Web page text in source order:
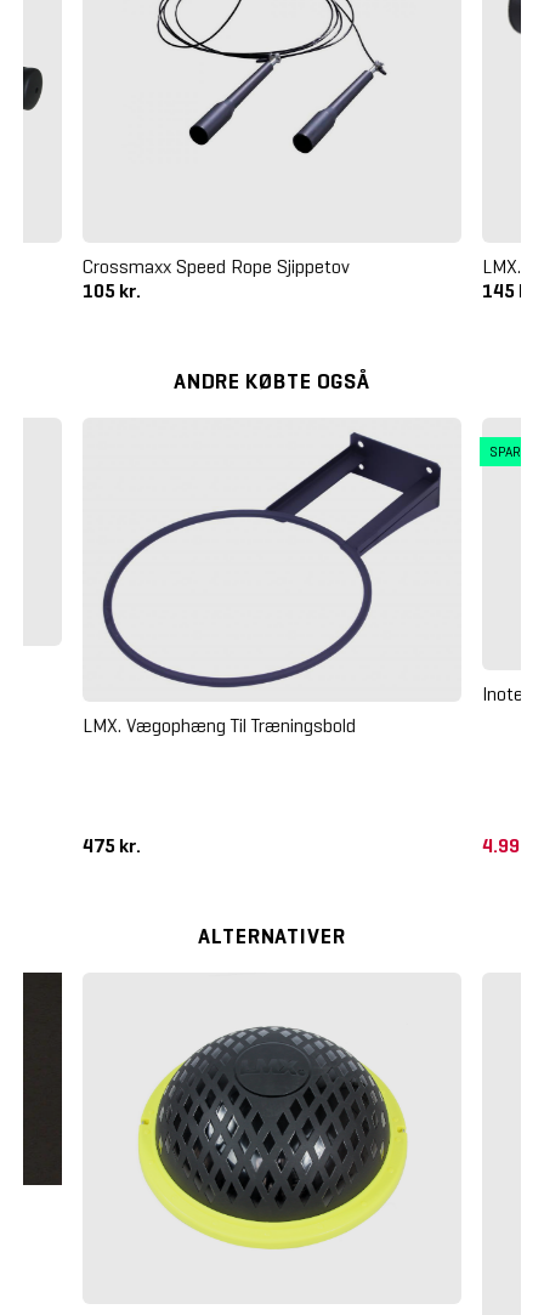
Crossmaxx Speed Rope Sjippetov
105 kr.
LMX.
145 kr.
ANDRE KØBTE OGSÅ
LMX. Vægophæng Til Træningsbold
475 kr.
SPAR
Inotec
4.995
ALTERNATIVER